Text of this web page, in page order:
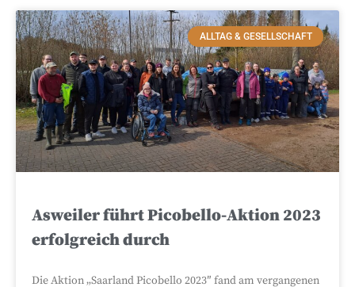
ALLTAG & GESELLSCHAFT
Asweiler führt Picobello-Aktion 2023
erfolgreich durch
Die Aktion „Saarland Picobello 2023″ fand am vergangenen